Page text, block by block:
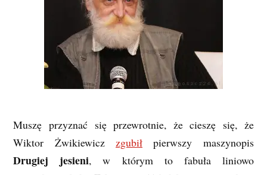
Muszę przyznać się przewrotnie, że cieszę się, że
Wiktor Żwikiewicz zgubił pierwszy maszynopis
Drugiej jesieni, w którym to fabuła liniowo